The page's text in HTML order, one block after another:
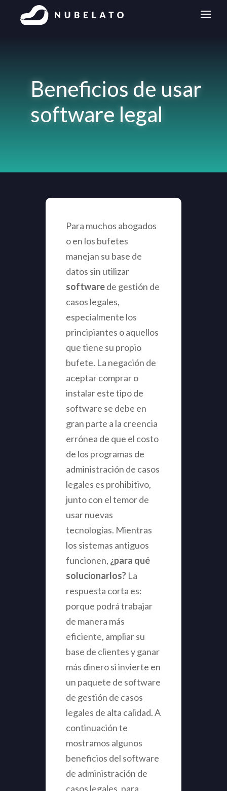
Beneficios de usar
software legal
Para muchos abogados
o en los bufetes
manejan su base de
datos sin utilizar
softwarede gestión de
casos legales,
especialmente los
principiantes o aquellos
que tiene su propio
bufete. La negación de
aceptar comprar o
instalar este tipo de
software se debe en
gran parte a la creencia
errónea de que el costo
de los programas de
administración de casos
legales es prohibitivo,
junto con el temor de
usar nuevas
tecnologías. Mientras
los sistemas antiguos
funcionen, ¿para qué
solucionarlos?La
respuesta corta es:
porque podrá trabajar
de manera más
eficiente, ampliar su
base de clientes y ganar
más dinero si invierte en
un paquete de software
de gestión de casos
legales de alta calidad. A
continuación te
mostramos algunos
beneficios del software
de administración de
casos legales, para